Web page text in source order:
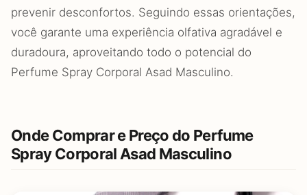
prevenir desconfortos. Seguindo essas orientações,
você garante uma experiência olfativa agradável e
duradoura, aproveitando todo o potencial do
Perfume Spray Corporal Asad Masculino.
Onde Comprar e Preço do Perfume
Spray Corporal Asad Masculino